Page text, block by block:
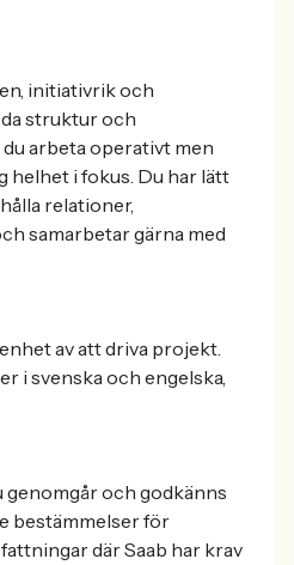
initiativrik och
struktur och
arbeta operativt men
helhet i fokus. Du har lätt
relationer,
samarbetar gärna med
av att driva projekt.
i svenska och engelska,
och godkänns
bestämmelser för
där Saab har krav